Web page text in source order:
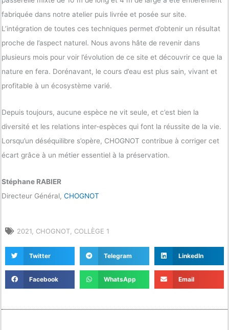
fabriquée dans notre atelier puis livrée et posée sur site.
L’intégration de toutes ces techniques permet d’obtenir un résultat
proche de l’aspect naturel. Nous avons hâte de revenir dans
plusieurs mois pour voir l’évolution de ce site et découvrir ce que la
nature en fera. Dorénavant, le cours d’eau est plus sain, vivant et
profitable à un écosystème varié.
Depuis toujours, aucune espèce ne vit seule, et c’est bien la
diversité et les relations inter-espèces qui font la réussite de la vie.
Lorsqu’un déséquilibre s’opère, CHOGNOT contribue à corriger cet
écart grâce à un métier essentiel à la préservation.
Stéphane RABIER
Directeur Général, CHOGNOT
2021 CHOGNOT COLLÈGE 1
Twitter Telegram LinkedIn
Facebook WhatsApp Email